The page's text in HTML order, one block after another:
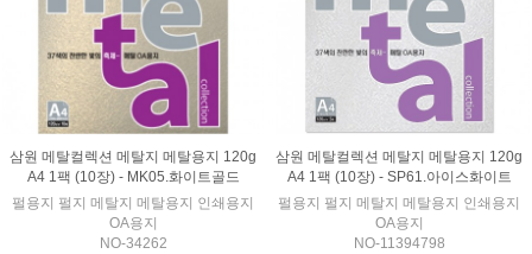
삼원 메탈컬렉션 메탈지 메탈용지 120g
A4 1팩 (10장) - MK05.화이트골드
펄용지 펄지 메탈지 메탈용지 인쇄용지
OA용지
NO-34262
삼원 메탈컬렉션 메탈지 메탈용지 120g
A4 1팩 (10장) - SP61.아이스화이트
펄용지 펄지 메탈지 메탈용지 인쇄용지
OA용지
NO-11394798